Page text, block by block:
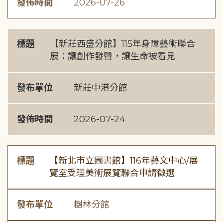
發佈時間 2026-07-26
標題
【新莊西盛分館】115年身障藝術聯合
展：讓創作發聲，讓生命被看見
發布單位 新莊中港分館
發佈時間 2026-07-24
標題
【新北市立圖書館】116年藝文中心/展
覽室受理美術展覽聯合申請徵選
發布單位 樹林分館